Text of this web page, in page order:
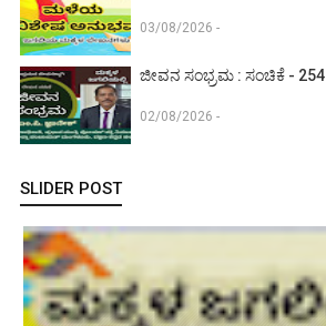
03/08/2026 -
ಜೀವನ ಸಂಭ್ರಮ : ಸಂಚಿಕೆ - 254
02/08/2026 -
SLIDER POST